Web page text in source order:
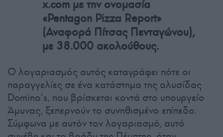
x.com με την ονομασία
«Pentagon Pizza Report»
(Αναφορά Πίτσας Πενταγώνου),
με 38.000 ακολούθους.
Ο λογαριασμός αυτός καταγράφει πότε οι
παραγγελίες σε ένα κατάστημα της αλυσίδας
Domino’s, που βρίσκεται κοντά στο υπουργείο
Άμυνας, ξεπερνούν το συνηθισμένο επίπεδο.
Σύμφωνα με αυτόν τον λογαριασμό, αυτό